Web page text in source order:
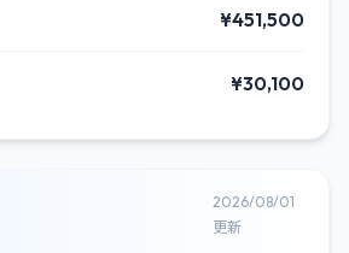
¥451,500
¥30,100
2026/08/01
更新